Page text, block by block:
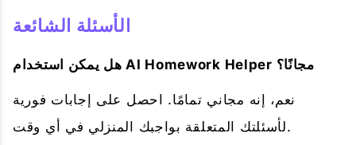
الأسئلة الشائعة
هل يمكن استخدام AI Homework Helper مجانًا؟
نعم، إنه مجاني تمامًا. احصل على إجابات فورية
لأسئلتك المتعلقة بواجبك المنزلي في أي وقت.